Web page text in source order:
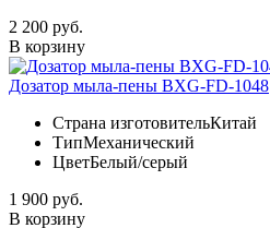
2 200 руб.
В корзину
Дозатор мыла-пены BXG-FD-1048
Страна изготовительКитай
ТипМеханический
ЦветБелый/серый
1 900 руб.
В корзину